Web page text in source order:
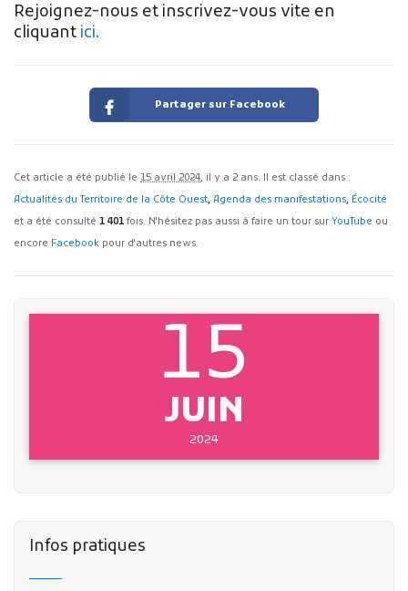
Rejoignez-nous et inscrivez-vous vite en
cliquant ici.
Partager sur Facebook
Cet article a été publié le 15 avril 2024, il y a 2 ans. Il est classé dans :
Actualités du Territoire de la Côte Ouest, Agenda des manifestations, Écocité
et a été consulté 1 401 fois. N'hésitez pas aussi à faire un tour sur YouTube ou
encore Facebook pour d'autres news.
15
JUIN
2024
Infos pratiques